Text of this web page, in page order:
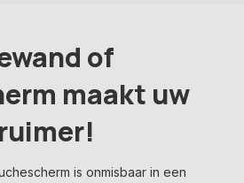
of
maakt uw
is onmisbaar in een